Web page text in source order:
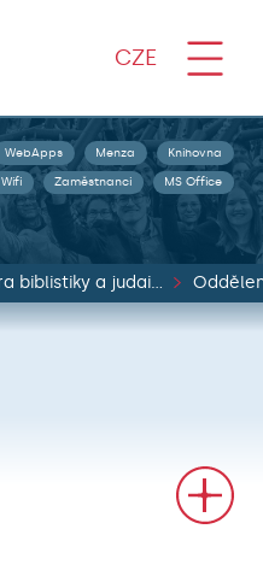
CZE
WebApps Menza Knihovna
Wifi Zaměstnanci MS Office
Katedra biblistiky a judaistiky